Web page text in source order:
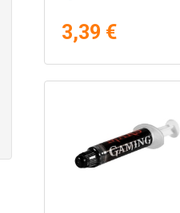
3,39 €